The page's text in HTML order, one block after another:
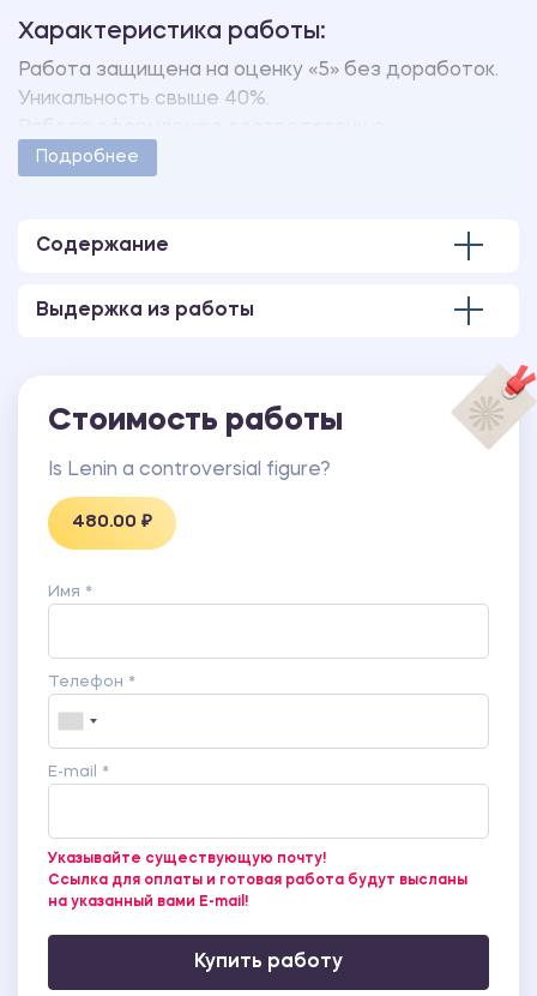
Характеристика работы:
Работа защищена на оценку «5» без доработок.
Уникальность свыше 40%.
методическими указаниями учебного заведения.
Подробнее
Содержание
Выдержка из работы
Стоимость работы
Is Lenin a controversial figure?
480.00 ₽
Имя *
Телефон *
E-mail *
Указывайте существующую почту!
Ссылка для оплаты и готовая работа будут высланы
на указанный вами E-mail!
Купить работу